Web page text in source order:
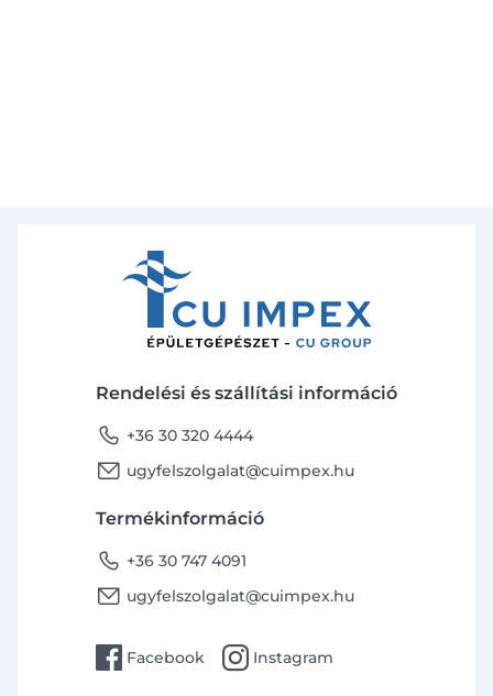
Rendelési és szállítási információ
phone +36 30 320 4444
email ugyfelszolgalat@cuimpex.hu
Termékinformáció
phone +36 30 747 4091
email ugyfelszolgalat@cuimpex.hu
facebook Facebook instagram Instagram